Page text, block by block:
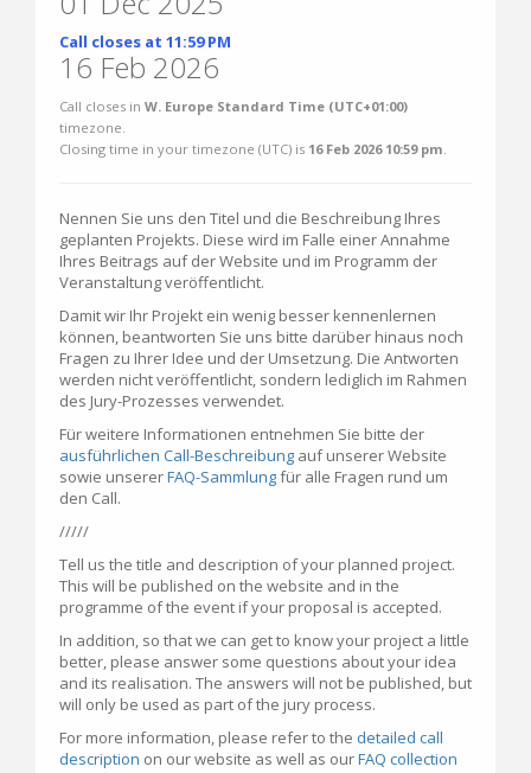
Call closes at 11:59 PM
16 Feb 2026
Call closes in W. Europe Standard Time (UTC+01:00)
timezone.
Closing time in your timezone (UTC) is 16 Feb 2026 10:59 pm.
Nennen Sie uns den Titel und die Beschreibung Ihres
geplanten Projekts. Diese wird im Falle einer Annahme
Ihres Beitrags auf der Website und im Programm der
Veranstaltung veröffentlicht.
Damit wir Ihr Projekt ein wenig besser kennenlernen
können, beantworten Sie uns bitte darüber hinaus noch
Fragen zu Ihrer Idee und der Umsetzung. Die Antworten
werden nicht veröffentlicht, sondern lediglich im Rahmen
des Jury-Prozesses verwendet.
Für weitere Informationen entnehmen Sie bitte der
ausführlichen Call-Beschreibung auf unserer Website
sowie unsererFAQ-Sammlungfür alle Fragen rund um
den Call.
/////
Tell us the title and description of your planned project.
This will be published on the website and in the
programme of the event if your proposal is accepted.
In addition, so that we can get to know your project a little
better, please answer some questions about your idea
and its realisation. The answers will not be published, but
will only be used as part of the jury process.
For more information, please refer to the detailed call
description on our website as well as ourFAQ collection